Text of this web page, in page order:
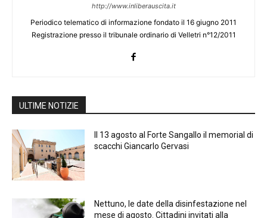
http://www.inliberauscita.it
Periodico telematico di informazione fondato il 16 giugno 2011
Registrazione presso il tribunale ordinario di Velletri n°12/2011
ULTIME NOTIZIE
Il 13 agosto al Forte Sangallo il memorial di
scacchi Giancarlo Gervasi
Nettuno, le date della disinfestazione nel
mese di agosto. Cittadini invitati alla